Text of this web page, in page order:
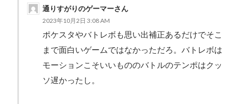
通りすがりのゲーマーさん
2023年10月2日 3:08 AM
ポケスタやバトレボも思い出補正あるだけでそこ
まで面白いゲームではなかっただろ。バトレボは
モーションこそいいもののバトルのテンポはクッ
ソ遅かったし。